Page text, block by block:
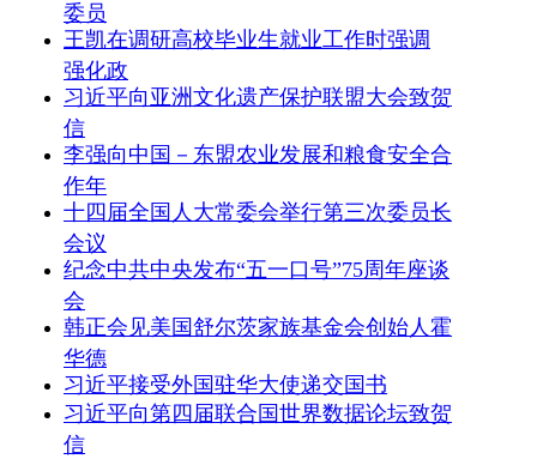
委员
王凯在调研高校毕业生就业工作时强调
强化政
习近平向亚洲文化遗产保护联盟大会致贺
信
李强向中国－东盟农业发展和粮食安全合
作年
十四届全国人大常委会举行第三次委员长
会议
纪念中共中央发布“五一口号”75周年座谈
会
韩正会见美国舒尔茨家族基金会创始人霍
华德
习近平接受外国驻华大使递交国书
习近平向第四届联合国世界数据论坛致贺
信